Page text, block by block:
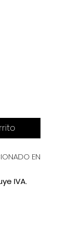
EN
IVA.